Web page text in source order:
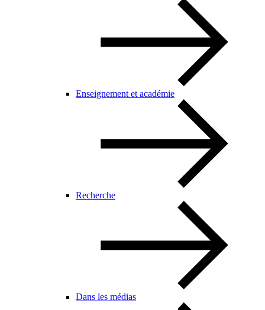
Enseignement et académie
Recherche
Dans les médias